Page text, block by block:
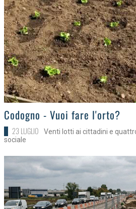
>
Codogno - Vuoi fare l'orto?
23 LUGLIO
Venti lotti ai cittadini e
sociale